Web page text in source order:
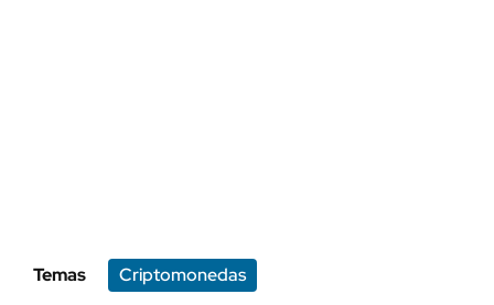
Temas Criptomonedas